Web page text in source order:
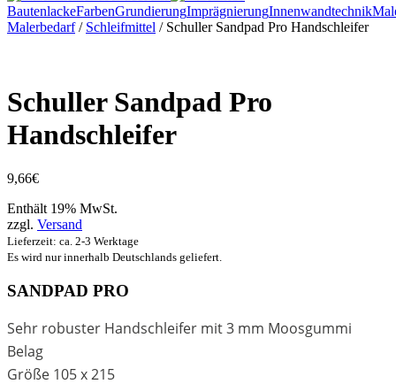
BautenlackeFarbenGrundierungImprägnierungInnenwandtechnik
Malerbedarf/ Schleifmittel / Schuller Sandpad Pro Handschleifer
Schuller Sandpad Pro
Handschleifer
9,66€
Enthält 19% MwSt.
zzgl. Versand
Lieferzeit: ca. 2-3 Werktage
Es wird nur innerhalb Deutschlands geliefert.
SANDPAD PRO
Sehr robuster Handschleifer mit 3 mm Moosgummi
Belag
Größe 105 x 215